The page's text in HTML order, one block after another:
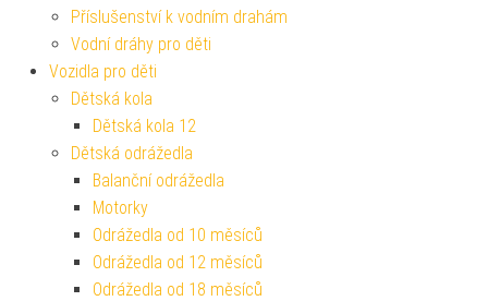
Příslušenství k vodním drahám
Vodní dráhy pro děti
Vozidla pro děti
Dětská kola
Dětská kola 12
Dětská odrážedla
Balanční odrážedla
Motorky
Odrážedla od 10 měsíců
Odrážedla od 12 měsíců
Odrážedla od 18 měsíců